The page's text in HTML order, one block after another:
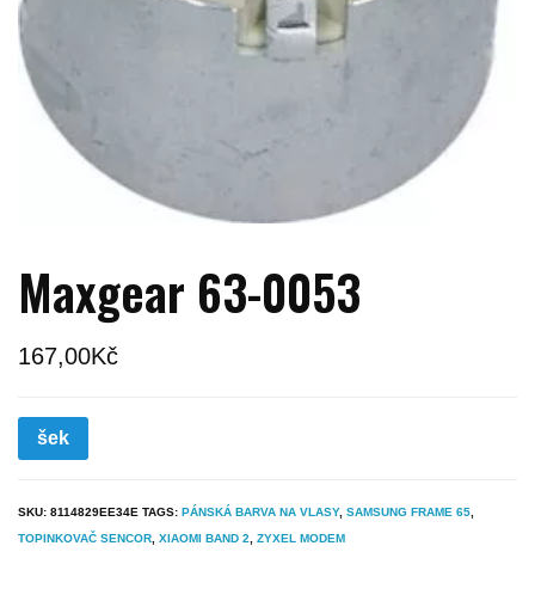
Maxgear 63-0053
167,00Kč
šek
SKU: 8114829EE34E TAGS: PÁNSKÁ BARVA NA VLASY, SAMSUNG FRAME 65
TOPINKOVAČ SENCOR XIAOMI BAND 2 ZYXEL MODEM